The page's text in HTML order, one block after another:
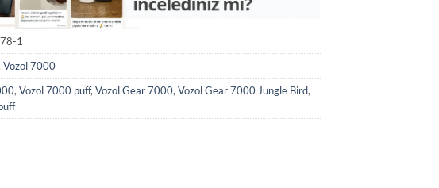
1
Vozol 7000
,Vozol 7000 puff,Vozol Gear 7000,Vozol Gear 7000 Jungle Bird,